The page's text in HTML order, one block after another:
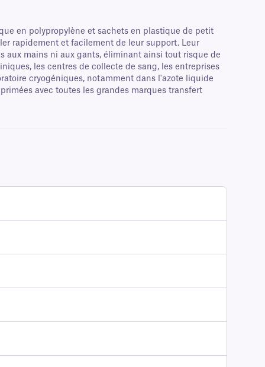
en polypropylène et sachets en plastique de petit
rapidement et facilement de leur support. Leur
mains ni aux gants, éliminant ainsi tout risque de
les centres de collecte de sang, les entreprises
cryogéniques, notamment dans l'azote liquide
avec toutes les grandes marques transfert